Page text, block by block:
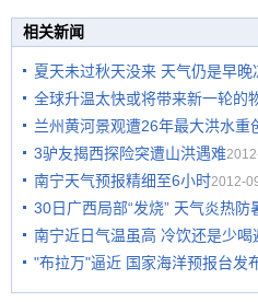
相关新闻
夏天未过秋天没来 天气仍是早晚
全球升温太快或将带来新一轮的
兰州黄河景观遭26年最大洪水重
3驴友揭西探险突遭山洪遇难
南宁天气预报精细至6小时2012-
30日广西局部“发烧” 天气炎热防
南宁近日气温虽高 冷饮还是少喝
"布拉万"逼近 国家海洋预报台发